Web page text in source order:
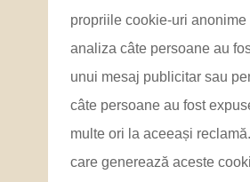
propriile cookie-uri anonime
analiza câte persoane au
unui mesaj publicitar sau
câte persoane au fost
multe ori la aceeași
care generează aceste